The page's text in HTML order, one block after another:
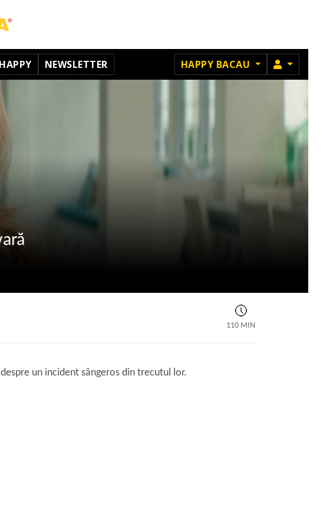
NEWSLETTER HAPPY BACAU MEMBRU
110 MIN
un incident sângeros din trecutul lor.